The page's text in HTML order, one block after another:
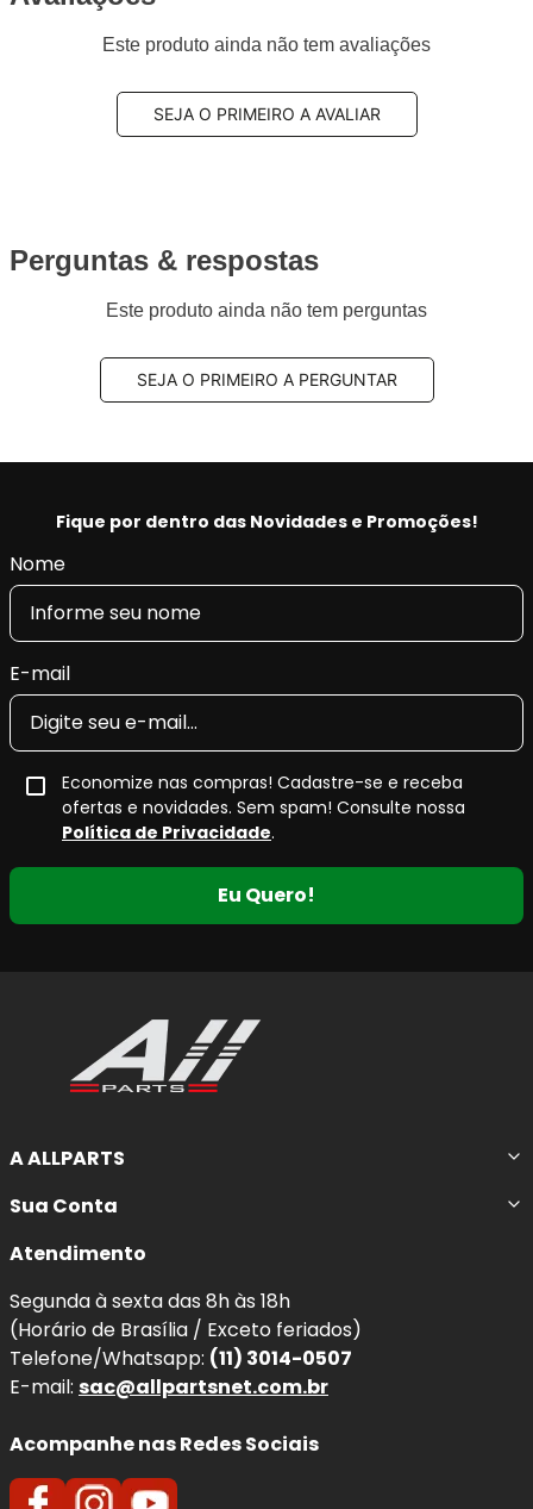
Este produto ainda não tem avaliações
SEJA O PRIMEIRO A AVALIAR
Perguntas & respostas
Este produto ainda não tem perguntas
SEJA O PRIMEIRO A PERGUNTAR
Fique por dentro das Novidades e Promoções!
Nome
E-mail
Economize nas compras! Cadastre-se e receba
ofertas e novidades. Sem spam! Consulte nossa
Política de Privacidade.
Eu Quero!
A ALLPARTS
Sua Conta
Atendimento
Segunda à sexta das 8h às 18h
(Horário de Brasília / Exceto feriados)
Telefone/Whatsapp: (11) 3014-0507
E-mail: sac@allpartsnet.com.br
Acompanhe nas Redes Sociais